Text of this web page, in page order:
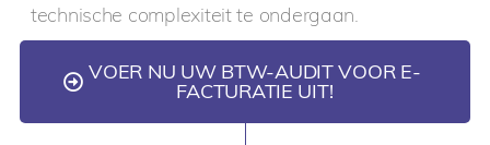
technische complexiteit te ondergaan.
VOER NU UW BTW-AUDIT VOOR E-
FACTURATIE UIT!